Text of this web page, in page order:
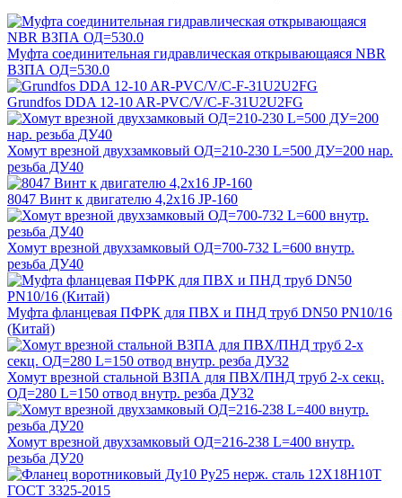
Муфта соединительная гидравлическая открывающаяся NBR
ВЗПА ОД=530.0
Grundfos DDA 12-10 AR-PVC/V/C-F-31U2U2FG
Хомут врезной двухзамковый ОД=210-230 L=500 ДУ=200 нар.
резьба ДУ40
8047 Винт к двигателю 4,2x16 JP-160
Хомут врезной двухзамковый ОД=700-732 L=600 внутр.
резьба ДУ40
Муфта фланцевая ПФРК для ПВХ и ПНД труб DN50 PN10/16
(Китай)
Хомут врезной стальной ВЗПА для ПВХ/ПНД труб 2-х секц.
ОД=280 L=150 отвод внутр. резба ДУ32
Хомут врезной двухзамковый ОД=216-238 L=400 внутр.
резьба ДУ20